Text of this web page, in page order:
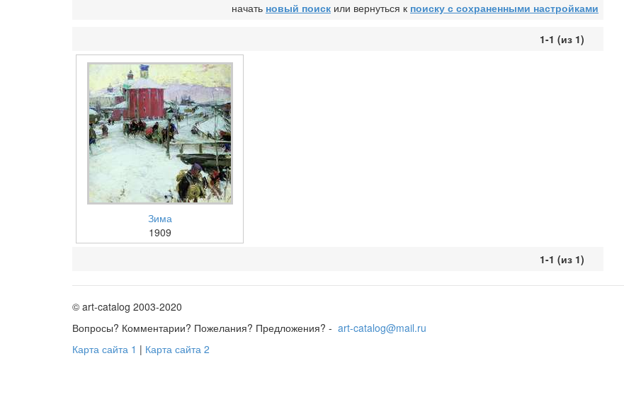
начать новый поиск или вернуться к поиску с сохраненными настройками
1-1 (из 1)
Зима
1909
1-1 (из 1)
© art-catalog 2003-2020
Вопросы? Комментарии? Пожелания? Предложения? - art-catalog@mail.ru
Карта сайта 1 | Карта сайта 2